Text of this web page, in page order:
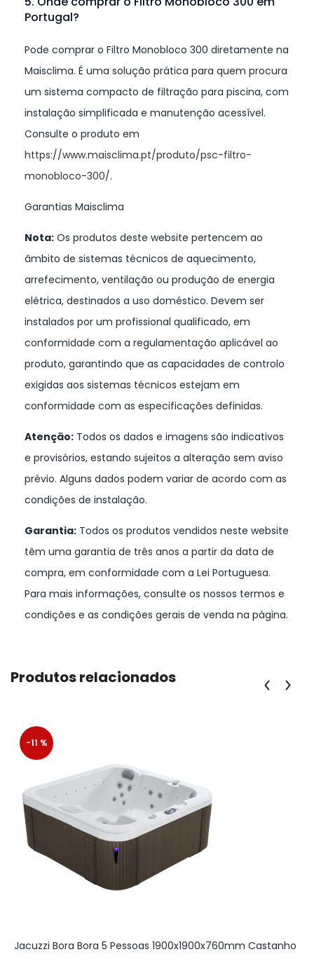
Portugal?
Pode comprar o Filtro Monobloco 300 diretamente na
Maisclima. É uma solução prática para quem procura
um sistema compacto de filtração para piscina, com
instalação simplificada e manutenção acessível.
Consulte o produto em
https://www.maisclima.pt/produto/psc-filtro-
monobloco-300/.
Garantias Maisclima
Nota: Os produtos deste website pertencem ao
âmbito de sistemas técnicos de aquecimento,
arrefecimento, ventilação ou produção de energia
elétrica, destinados a uso doméstico. Devem ser
instalados por um profissional qualificado, em
conformidade com a regulamentação aplicável ao
produto, garantindo que as capacidades de controlo
exigidas aos sistemas técnicos estejam em
conformidade com as especificações definidas.
Atenção: Todos os dados e imagens são indicativos
e provisórios, estando sujeitos a alteração sem aviso
prévio. Alguns dados podem variar de acordo com as
condições de instalação.
Garantia: Todos os produtos vendidos neste website
têm uma garantia de três anos a partir da data de
compra, em conformidade com a Lei Portuguesa.
Para mais informações, consulte os nossos termos e
condições e as condições gerais de venda na página.
Produtos relacionados
-11 %
Jacuzzi Bora Bora 5 Pessoas 1900x1900x760mm Castanho